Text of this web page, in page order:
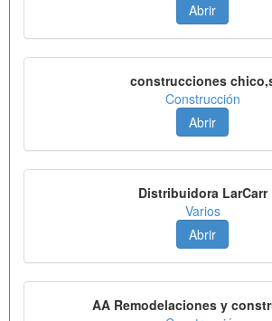
Abrir
construcciones
Construcción
Abrir
Distribuidora LarCarr
Varios
Abrir
AA Remodelaciones y